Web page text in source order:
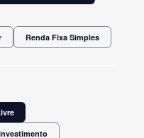
Renda Fixa Simples